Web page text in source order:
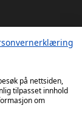
på nettsiden,
tilpasset innhold
om